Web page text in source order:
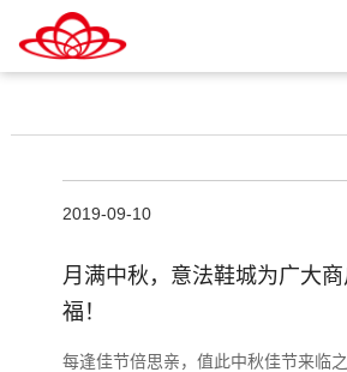
2019-09-10
月满中秋，意法鞋城为广大
福！
每逢佳节倍思亲，值此中秋佳节来临